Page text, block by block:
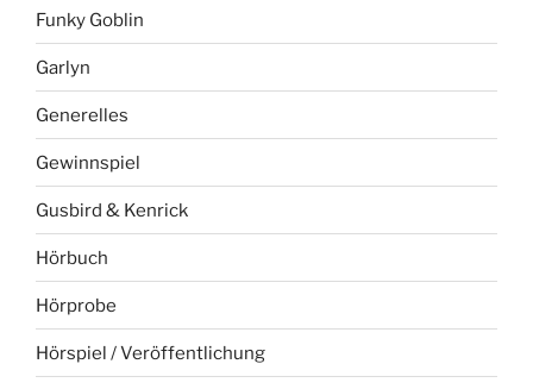
Funky Goblin
Garlyn
Generelles
Gewinnspiel
Gusbird & Kenrick
Hörbuch
Hörprobe
Hörspiel / Veröffentlichung